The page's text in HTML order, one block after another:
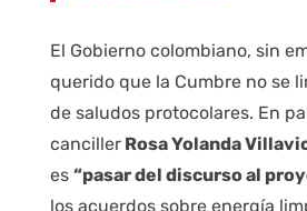
El Gobierno colombiano, sin
querido que la Cumbre no se
de saludos protocolares. En
cancillerRosa Yolanda
es “pasar del discurso al
los acuerdos sobre energía